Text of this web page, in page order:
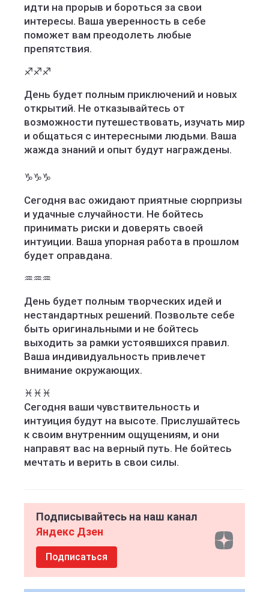
идти на прорыв и бороться за свои
интересы. Ваша уверенность в себе
поможет вам преодолеть любые
препятствия.
♐️♐️♐️
День будет полным приключений и новых
открытий. Не отказывайтесь от
возможности путешествовать, изучать мир
и общаться с интересными людьми. Ваша
жажда знаний и опыт будут награждены.
♑️♑️♑️
Сегодня вас ожидают приятные сюрпризы
и удачные случайности. Не бойтесь
принимать риски и доверять своей
интуиции. Ваша упорная работа в прошлом
будет оправдана.
♒️♒️♒️
День будет полным творческих идей и
нестандартных решений. Позвольте себе
быть оригинальными и не бойтесь
выходить за рамки устоявшихся правил.
Ваша индивидуальность привлечет
внимание окружающих.
♓️♓️♓️
Сегодня ваши чувствительность и
интуиция будут на высоте. Прислушайтесь
к своим внутренним ощущениям, и они
направят вас на верный путь. Не бойтесь
мечтать и верить в свои силы.
Подписывайтесь на наш канал
Яндекс Дзен
Подписаться